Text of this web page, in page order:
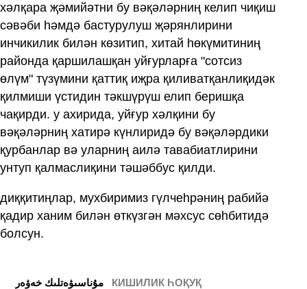
хәлқара җәмийәтни бу вәқәләрниң келип чиқиш
сәвәби һәмдә бастурулуш җәрянлирини
инчикилик билән көзитип, хитай һөкүмитиниң
районда қаршилашқан уйғурларға "сотсиз
өлүм" түзүмини қаттиқ иҗра қиливатқанлиқидәк
қилмиши үстидин тәкшүрүш елип беришқа
чақирди. у ахирида, уйғур хәлқини бу
вәқәләрниң хатирә күнлиридә бу вәқәләрдики
қурбанлар вә уларниң аилә тавабиатлирини
унтуп қалмаслиқини тәшәббус қилди.
диққитиңлар, мухбиримиз гүлчеһрәниң рабийә
қадир ханим билән өткүзгән мәхсус сөһбитидә
болсун.
КИШИЛИК ҺОҚУҚ